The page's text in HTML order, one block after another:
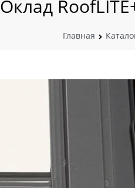
Оклад
Главная